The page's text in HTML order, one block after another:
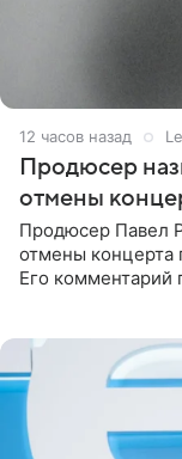
12 часов назад
Продюсер
отмены
Продюсер Павел
отмены концерта
Его комментарий